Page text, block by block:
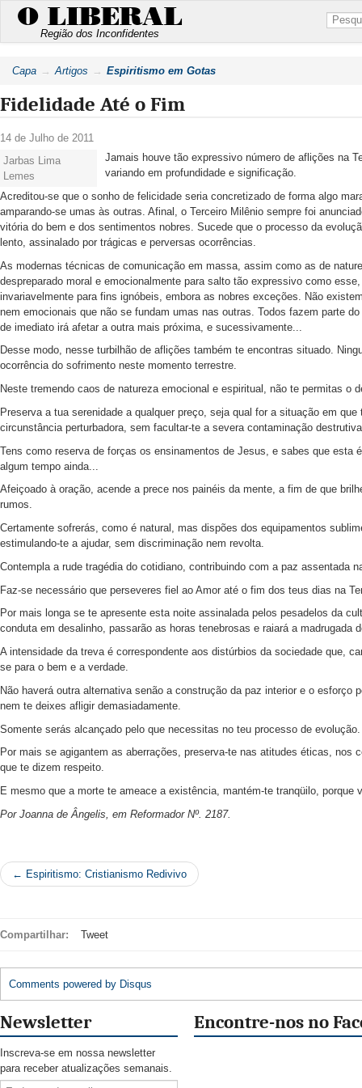
O LIBERAL
Região dos Inconfidentes
Capa Artigos Espiritismo em Gotas
Fidelidade Até o Fim
14 de Julho de 2011
Jarbas Lima
Lemes
Jamais houve tão expressivo número de aflições na
variando em profundidade e significação.
Acreditou-se que o sonho de felicidade seria concretizado de forma algo
amparando-se umas às outras. Afinal, o Terceiro Milênio sempre foi
vitória do bem e dos sentimentos nobres. Sucede que o processo da
lento, assinalado por trágicas e perversas ocorrências.
As modernas técnicas de comunicação em massa, assim como as de
despreparado moral e emocionalmente para salto tão expressivo como
invariavelmente para fins ignóbeis, embora as nobres exceções. Não
nem emocionais que não se fundam umas nas outras. Todos fazem parte
de imediato irá afetar a outra mais próxima, e sucessivamente...
Desse modo, nesse turbilhão de aflições também te encontras situado.
ocorrência do sofrimento neste momento terrestre.
Neste tremendo caos de natureza emocional e espiritual, não te permitas o
Preserva a tua serenidade a qualquer preço, seja qual for a situação em
circunstância perturbadora, sem facultar-te a severa contaminação
Tens como reserva de forças os ensinamentos de Jesus, e sabes que esta
algum tempo ainda...
Afeiçoado à oração, acende a prece nos painéis da mente, a fim de que
rumos.
Certamente sofrerás, como é natural, mas dispões dos equipamentos
estimulando-te a ajudar, sem discriminação nem revolta.
Contempla a rude tragédia do cotidiano, contribuindo com a paz assentada
Faz-se necessário que perseveres fiel ao Amor até o fim dos teus dias na
Por mais longa se te apresente esta noite assinalada pelos pesadelos da
conduta em desalinho, passarão as horas tenebrosas e raiará a madrugada
A intensidade da treva é correspondente aos distúrbios da sociedade que,
se para o bem e a verdade.
Não haverá outra alternativa senão a construção da paz interior e o esforço
nem te deixes afligir demasiadamente.
Somente serás alcançado pelo que necessitas no teu processo de evolução.
Por mais se agigantem as aberrações, preserva-te nas atitudes éticas, nos
que te dizem respeito.
E mesmo que a morte te ameace a existência, mantém-te tranqüilo,
Por Joanna de Ângelis, em Reformador Nº. 2187.
← Espiritismo: Cristianismo Redivivo
Compartilhar: Tweet
Comments powered by Disqus
Newsletter
Inscreva-se em nossa newsletter
para receber atualizações semanais.
Encontre-nos no